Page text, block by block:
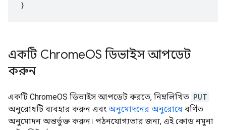
একটি ChromeOS ডিভাইস আপডেট
করুন
একটি ChromeOS ডিভাইস আপডেট করতে, নিম্নলিখিত PUT
অনুরোধটি ব্যবহার করুন এবং অনুমোদনের অনুরোধে বর্ণিত
অনুমোদন অন্তর্ভুক্ত করুন। পঠনযোগ্যতার জন্য, এই কোড নমুনা